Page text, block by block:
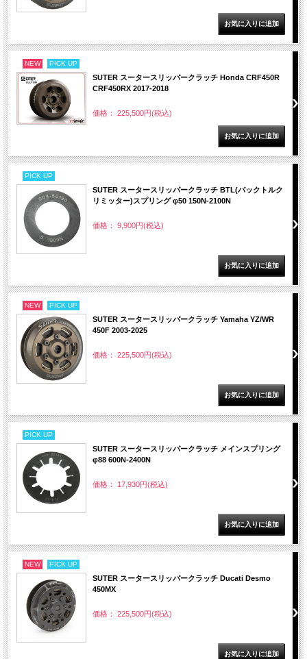
NEW PICK UP
SUTER スータースリッパークラッチ Honda CRF450R
CRF450RX 2017-2018
価格： 225,500円(税込)
PICK UP
SUTER スータースリッパークラッチ BTL(バックトルク
リミッター)スプリング φ50 150N-2100N
価格： 9,900円(税込)
NEW PICK UP
SUTER スータースリッパークラッチ Yamaha YZ/WR
450F 2003-2025
価格： 225,500円(税込)
PICK UP
SUTER スータースリッパークラッチ メインスプリング
φ88 600N-2400N
価格： 17,930円(税込)
NEW PICK UP
SUTER スータースリッパークラッチ Ducati Desmo
450MX
価格： 225,500円(税込)